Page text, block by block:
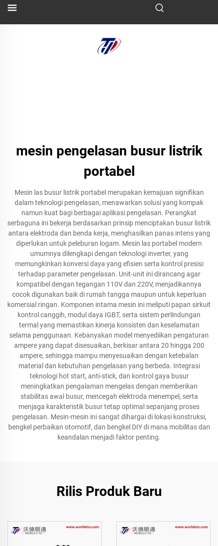
mesin pengelasan busur listrik
portabel
Mesin las busur listrik portabel merupakan kemajuan signifikan
dalam teknologi pengelasan, menawarkan solusi yang kompak
namun kuat bagi berbagai aplikasi pengelasan. Perangkat
serbaguna ini bekerja berdasarkan prinsip menciptakan busur listrik
antara elektroda dan benda kerja, menghasilkan panas intens yang
diperlukan untuk peleburan logam. Mesin las portabel modern
umumnya dilengkapi dengan teknologi inverter, yang
memungkinkan konversi daya yang efisien serta kontrol presisi
terhadap parameter pengelasan. Unit-unit ini dirancang agar
kompatibel dengan tegangan 110V dan 220V, menjadikannya
cocok digunakan baik di rumah tangga maupun untuk keperluan
komersial ringan. Komponen intama mesin ini meliputi papan sirkuit
kontrol canggih, modul daya IGBT, serta sistem perlindungan
termal yang memastikan kinerja konsisten dan keselamatan
selama penggunaan. Kebanyakan model menyediikan pengaturan
ampere yang dapat disesuaikan, berkisar antara 20 hingga 200
ampere, sehingga mampu menyesuaikan dengan ketebalan
material dan kebutuhan pengelasan yang berbeda. Integrasi
teknologi hot start, anti-stick, dan kontrol gaya busur
meningkatkan pengalaman mengelas dengan memberikan
stabilitas awal busur, mencegah elektroda menempel, serta
menjaga karakteristik busur tetap optimal sepanjang proses
pengelasan. Mesin-mesin ini sangat dihargai di lokasi konstruksi,
bengkel perbaikan otomotif, dan bengkel DIY di mana mobilitas dan
keandalan menjadi faktor penting.
Rilis Produk Baru